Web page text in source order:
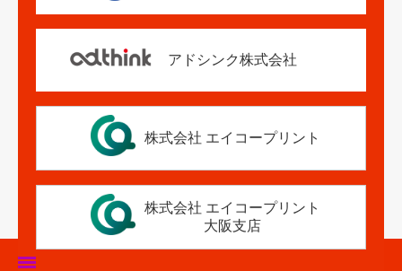
アドシンク株式会社
株式会社 エイコープリント
株式会社 エイコープリント
大阪支店